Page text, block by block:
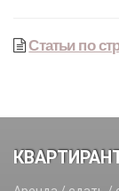
Статьи по